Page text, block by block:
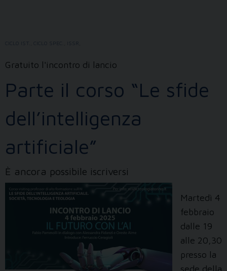
CICLO IST.
Gratuito l'incontro di lancio
Parte il corso “Le sfide
dell’intelligenza
artificiale”
È ancora possibile iscriversi
Martedì 4
febbraio
dalle 19
alle 20,30
presso la
sede della